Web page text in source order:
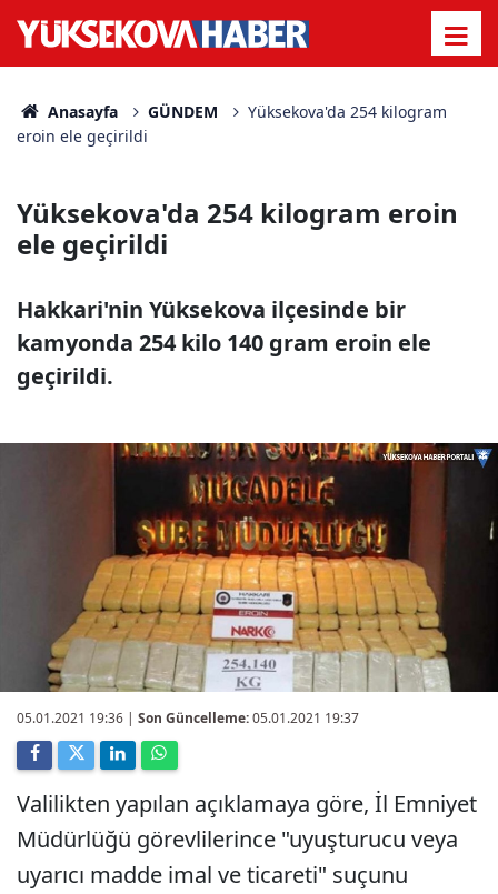
Anasayfa GÜNDEM
Yüksekova'da 254 kilogram
eroin ele geçirildi
Yüksekova'da 254 kilogram eroin
ele geçirildi
Hakkari'nin Yüksekova ilçesinde bir
kamyonda 254 kilo 140 gram eroin ele
geçirildi.
05.01.2021 19:36 | Son Güncelleme:05.01.2021 19:37
Valilikten yapılan açıklamaya göre, İl Emniyet
Müdürlüğü görevlilerince "uyuşturucu veya
uyarıcı madde imal ve ticareti" suçunu